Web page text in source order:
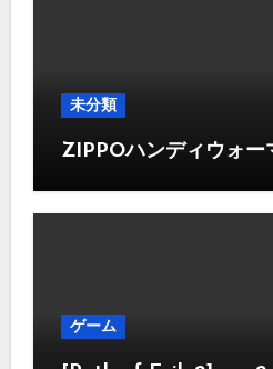
未分類
ZIPPOハンディウォー
ゲーム